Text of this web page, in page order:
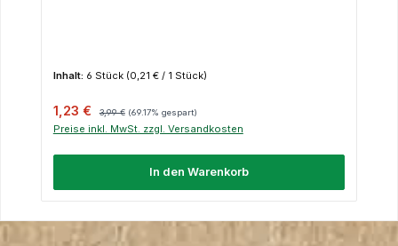
Inhalt: 6 Stück (0,21 € / 1 Stück)
Verkaufspreis:
1,23 € 3,99 € (69.17% gespart)
Preise inkl. MwSt. zzgl. Versandkosten
In den Warenkorb